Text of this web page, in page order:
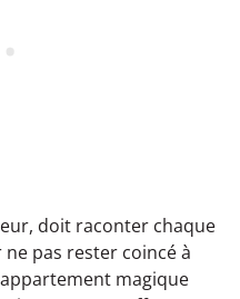
doit raconter chaque
pas rester coincé à
magique